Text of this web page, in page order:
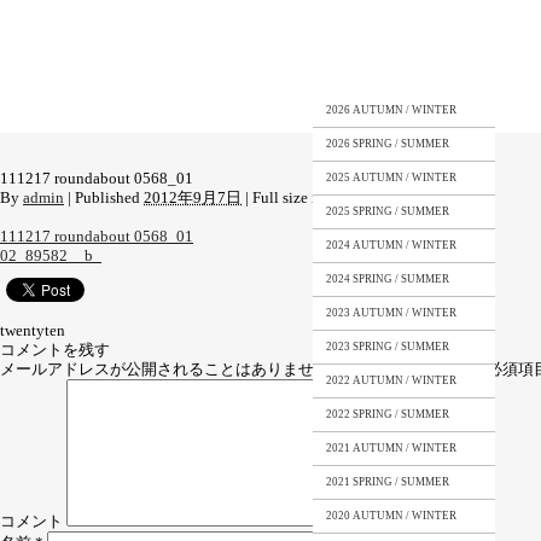
2026 AUTUMN / WINTER
2026 SPRING / SUMMER
2025 AUTUMN / WINTER
2025 SPRING / SUMMER
2024 AUTUMN / WINTER
2024 SPRING / SUMMER
2023 AUTUMN / WINTER
2023 SPRING / SUMMER
2022 AUTUMN / WINTER
2022 SPRING / SUMMER
2021 AUTUMN / WINTER
2021 SPRING / SUMMER
2020 AUTUMN / WINTER
111217 roundabout 0568_01
By admin | Published 2012年9月7日 | Full size is768 × 1024pixels
111217 roundabout 0568_01
02_89582__b_
twentyten
コメントを残す
メールアドレスが公開されることはありません。 *が付いている欄は必須項
コメント